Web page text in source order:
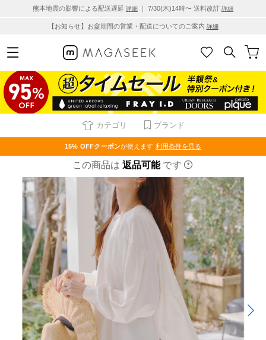
熊本地震の影響による配送遅延 詳細 ｜ 7/30(木)14時〜 送料改訂 詳細
【お知らせ】お盆期間の営業・配送についてのご案内 詳細
カテゴリ ブランド
15% OFFクーポンが使えます 利用条件を見る
この商品は 返品可能 です